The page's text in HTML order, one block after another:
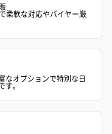
柔軟な対応やバイヤー厳
なオプションで特別な日
す。